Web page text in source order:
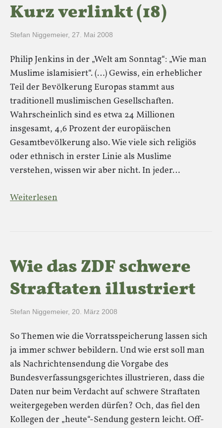
Kurz verlinkt (18)
Stefan Niggemeier, 27. Mai 2008
Philip Jenkins in der „Welt am Sonntag“: „Wie man
Muslime islamisiert“. (…) Gewiss, ein erheblicher
Teil der Bevölkerung Europas stammt aus
traditionell muslimischen Gesellschaften.
Wahrscheinlich sind es etwa 24 Millionen
insgesamt, 4,6 Prozent der europäischen
Gesamtbevölkerung also. Wie viele sich religiös
oder ethnisch in erster Linie als Muslime
verstehen, wissen wir aber nicht. In jeder…
Weiterlesen
Wie das ZDF schwere
Straftaten illustriert
Stefan Niggemeier, 20. März 2008
So Themen wie die Vorratsspeicherung lassen sich
ja immer schwer bebildern. Und wie erst soll man
als Nachrichtensendung die Vorgabe des
Bundesverfassungsgerichtes illustrieren, dass die
Daten nur beim Verdacht auf schwere Straftaten
weitergegeben werden dürfen? Och, das fiel den
Kollegen der „heute“-Sendung gestern leicht. Off-